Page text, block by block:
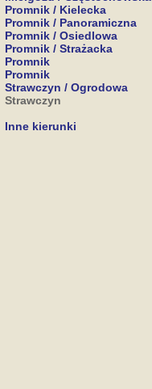
Promnik / Kielecka
Promnik / Panoramiczna
Promnik / Osiedlowa
Promnik / Strażacka
Promnik
Promnik
Strawczyn / Ogrodowa
Strawczyn
Inne kierunki